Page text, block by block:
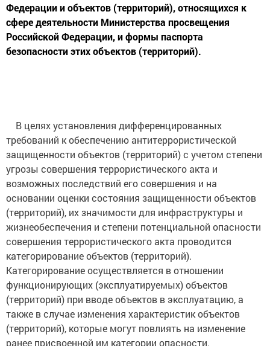
Федерации и объектов (территорий), относящихся к
сфере деятельности Министерства просвещения
Российской Федерации, и формы паспорта
безопасности этих объектов (территорий).
В целях установления дифференцированных
требований к обеспечению антитеррористической
защищенности объектов (территорий) с учетом степени
угрозы совершения террористического акта и
возможных последствий его совершения и на
основании оценки состояния защищенности объектов
(территорий), их значимости для инфраструктуры и
жизнеобеспечения и степени потенциальной опасности
совершения террористического акта проводится
категорирование объектов (территорий).
Категорирование осуществляется в отношении
функционирующих (эксплуатируемых) объектов
(территорий) при вводе объектов в эксплуатацию, а
также в случае изменения характеристик объектов
(территорий), которые могут повлиять на изменение
ранее присвоенной им категории опасности.